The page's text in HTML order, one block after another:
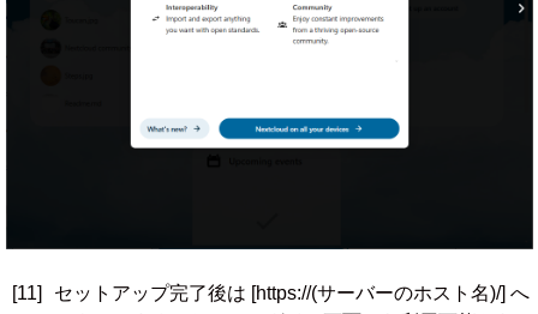
[11]
セットアップ完了後は [https://(サーバーのホスト名)/] へ